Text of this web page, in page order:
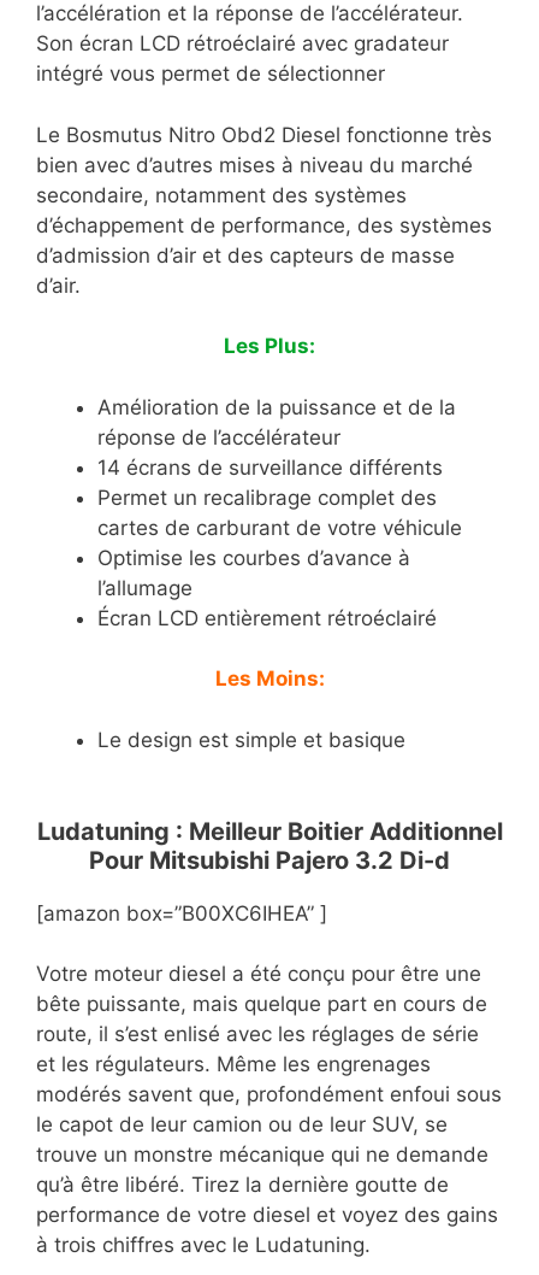
l’accélération et la réponse de l’accélérateur.
Son écran LCD rétroéclairé avec gradateur
intégré vous permet de sélectionner
Le Bosmutus Nitro Obd2 Diesel fonctionne très
bien avec d’autres mises à niveau du marché
secondaire, notamment des systèmes
d’échappement de performance, des systèmes
d’admission d’air et des capteurs de masse
d’air.
Les Plus:
Amélioration de la puissance et de la
réponse de l’accélérateur
14 écrans de surveillance différents
Permet un recalibrage complet des
cartes de carburant de votre véhicule
Optimise les courbes d’avance à
l’allumage
Écran LCD entièrement rétroéclairé
Les Moins:
Le design est simple et basique
Ludatuning : Meilleur Boitier Additionnel
Pour Mitsubishi Pajero 3.2 Di-d
[amazon box=”B00XC6IHEA” ]
Votre moteur diesel a été conçu pour être une
bête puissante, mais quelque part en cours de
route, il s’est enlisé avec les réglages de série
et les régulateurs. Même les engrenages
modérés savent que, profondément enfoui sous
le capot de leur camion ou de leur SUV, se
trouve un monstre mécanique qui ne demande
qu’à être libéré. Tirez la dernière goutte de
performance de votre diesel et voyez des gains
à trois chiffres avec le Ludatuning.